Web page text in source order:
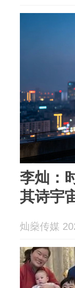
李灿：
其诗宇
灿燊传媒